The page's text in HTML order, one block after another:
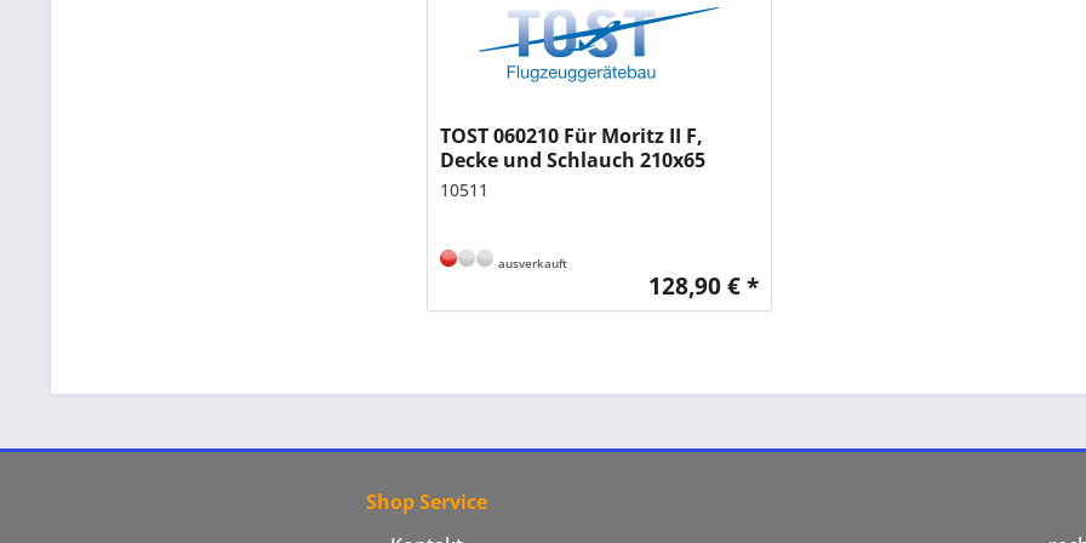
TOST 060210 Für Moritz II F,
Decke und Schlauch 210x65
AERO, fertig ausgeschäumt
10511
ausverkauft
128,90 € *
Shop Service